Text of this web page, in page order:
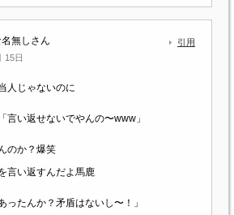
無しさん
15日
引用
人じゃないのに
言い返せないでやんの〜www」
のか？爆笑
言い返すんだよ馬鹿
ったんか？矛盾はないし〜！」